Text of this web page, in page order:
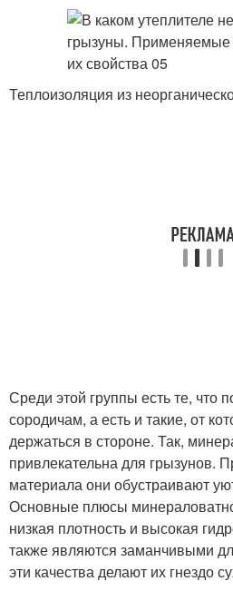
Теплоизоляция из
Среди этой группы есть те,
сородичам, а есть и такие, от
держаться в стороне. Так,
привлекательна для грызунов.
материала они обустраивают
Основные плюсы
низкая плотность и высокая
также являются заманчивыми
эти качества делают их гнездо